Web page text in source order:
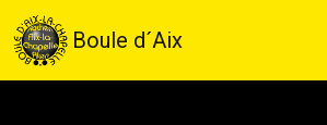
Boule d´Aix